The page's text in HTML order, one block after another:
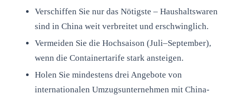
Verschiffen Sie nur das Nötigste – Haushaltswaren
sind in China weit verbreitet und erschwinglich.
Vermeiden Sie die Hochsaison (Juli–September),
wenn die Containertarife stark ansteigen.
Holen Sie mindestens drei Angebote von
internationalen Umzugsunternehmen mit China-